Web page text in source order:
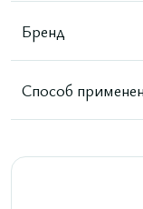
Бренд
Способ